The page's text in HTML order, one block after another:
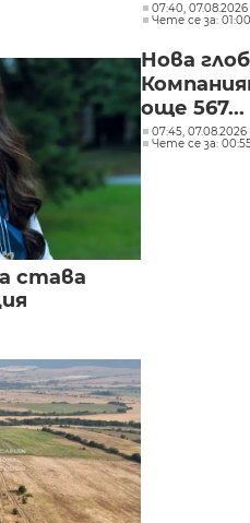
става
07:40, 07.08.2026
Чете се за:
Нова
още 567...
07:45, 07.08.2026
Чете се за: